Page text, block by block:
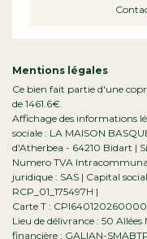
Mentions légales
Ce bien fait partie d'une
de 1461.6€.
Affichage des informations
sociale : LA MAISON
d'Atherbea - 64210 Bidart |
Numero TVA
juridique : SAS | Capital
RCP_01_175497H |
Carte T :
Lieu de délivrance : 50
financière : GALIAN-